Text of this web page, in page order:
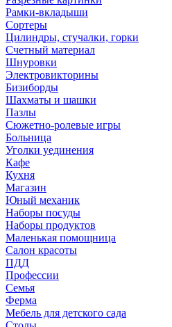
Рамки-вкладыши
Сортеры
Цилиндры, стучалки, горки
Счетный материал
Шнуровки
Электровикторины
Бизиборды
Шахматы и шашки
Пазлы
Сюжетно-ролевые игры
Больница
Уголки уединения
Кафе
Кухня
Магазин
Юный механик
Наборы посуды
Наборы продуктов
Маленькая помощница
Салон красоты
ПДД
Профессии
Семья
Ферма
Мебель для детского сада